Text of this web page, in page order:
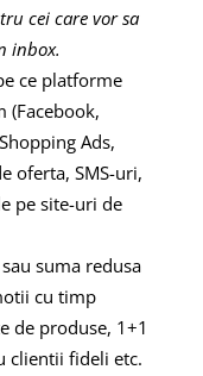
cei care vor sa
inbox.
ce platforme
(Facebook,
Ads,
oferta, SMS-uri,
pe site-uri de
suma redusa
cu timp
de produse, 1+1
clientii fideli etc.